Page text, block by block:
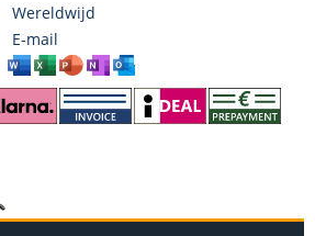
Wereldwijd
E-mail